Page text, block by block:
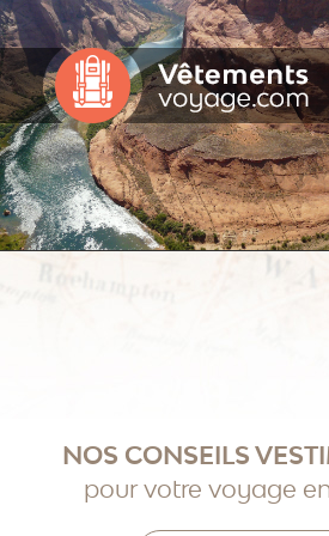
NOS CONSEILS
pour votre voyage